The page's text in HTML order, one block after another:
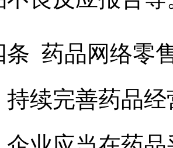
药品网络零售
持续完善药品